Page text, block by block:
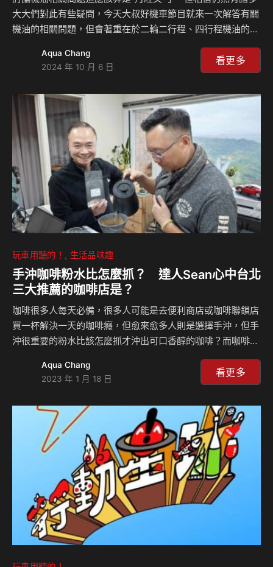
大大們對此有些疑問，今天大叔好機車節目就來一次解答有關
機油的相關問題，但會著重在於二輪二行程、四行程機油的討
車使用剩下的機油，這樣的舉動是OK的嗎？檔車用的機油和
速克達不同？另外，如果自家二輪想用「神農氏嘗百草」的精
些問題！ 相關新聞：
Aqua Chang
2024 年 10 月 6 日
看更多
玩車用聽的！ 生活品味趣
手沖咖啡粉水比怎麼抓？ 達人Sean心中台北
三大推薦的咖啡店是？
咖啡很多人每天必備，很多人可能是去便利商店或咖啡聯鎖店
買一杯解決一天的咖啡癮，但愈來愈多人則是選擇手沖，但手
沖很重要的粉水比該怎麼抓才沖出可口香醇的咖啡？而咖啡的
認為台北前三大的咖啡店是哪幾間？理由是？ Coffee To：
https://www.facebook.com/COFFEETO.TW/ Cama豆留文
%ARABICA台北象山店：台北市信義區信義路五段150巷22弄
65號（台北信義區象山入口處）
Aqua Chang
2023 年 1 月 18 日
看更多